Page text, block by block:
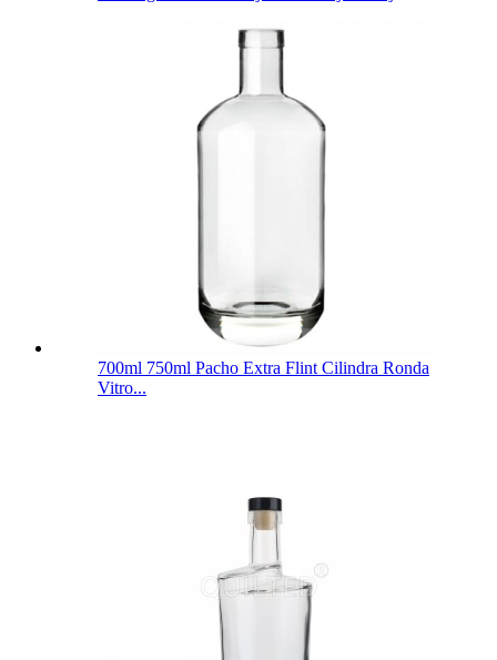
700ml 750ml Pacho Extra Flint Cilindra Ronda
Vitro...